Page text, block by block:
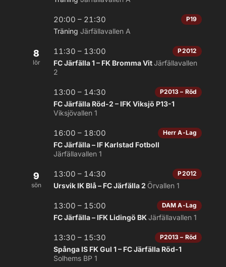
20:00 – 21:30 P19
Träning Järfällavallen A
8
lör
11:30 – 13:00 P2012
FC Järfälla 1 – FK Bromma VitJärfällavallen
2
13:00 – 14:30 P2013 – Röd
FC Järfälla Röd-2 – IFK Viksjö P13-1
Viksjövallen 1
16:00 – 18:00 Herr A-Lag
FC Järfälla – IF Karlstad Fotboll
Järfällavallen 1
9
sön
13:00 – 14:30 P2012
Ursvik IK Blå – FC Järfälla 2 Örvallen 1
13:00 – 15:00 DAM A-Lag
FC Järfälla – IFK Lidingö BK Järfällavallen 1
13:30 – 15:30 P2013 – Röd
Spånga IS FK Gul 1 – FC Järfälla Röd-1
Solhems BP 1